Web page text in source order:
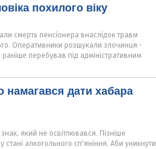
похилого віку
смерть пенсіонера внаслідок травм
Оперативники розшукали злочинця -
перебував під адміністративним
намагався дати хабара
який не освітлювався. Пізніше
алкогольного сп'яніння. Аби уникнути